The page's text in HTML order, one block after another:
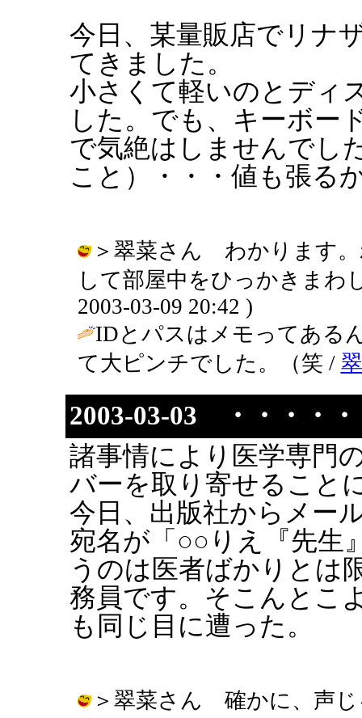
今日、某量販店でリナ
てきました。
小さくて軽いのとディ
した。でも、キーボー
で気絶はしませんでし
こと）・・・値も張る
＞翠菜さん わかります
して部屋中をひっかきまわ
2003-03-09 20:42 )
IDとパスはメモってある
て大ピンチでした。（笑 /
2003-03-03 ・・・・・
諸事情により医学専門
バーを取り寄せること
今日、出版社からメー
宛名が「○○りえ『先生
うのは医者ばかりとは
務員です。そこんとこ
も同じ目に遭った。
＞翠菜さん 確かに、声じ